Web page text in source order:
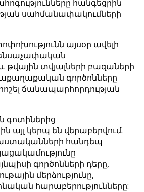
հանգեցրին
սահմանափակումների
այսօր ավելի
տվյալների բազաների
գործոնները
ճանապարհորդության
գոտիներից
կերպ են վերաբերվում.
հանդեպ
գործոնների դերը,
մերձությունը,
հարաբերությունները: